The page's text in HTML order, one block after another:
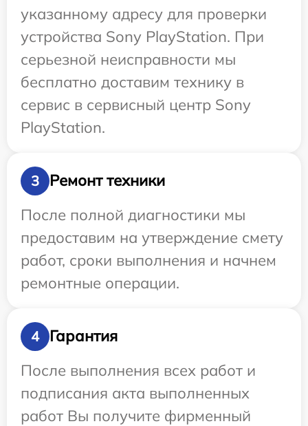
указанному адресу для проверки
устройства Sony PlayStation. При
серьезной неисправности мы
бесплатно доставим технику в
сервис в сервисный центр Sony
PlayStation.
3
Ремонт техники
После полной диагностики мы
предоставим на утверждение смету
работ, сроки выполнения и начнем
ремонтные операции.
4
Гарантия
После выполнения всех работ и
подписания акта выполненных
работ Вы получите фирменный